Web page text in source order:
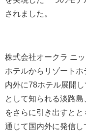
されました。
株式会社オークラ ニ
ホテルからリゾート
内外に78ホテル展開
として知られる淡路
をさらに引き出すと
通じて国内外に発信し